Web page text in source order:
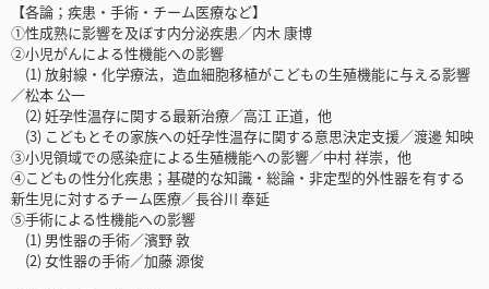
【各論；疾患・手術・チーム医療など】
①性成熟に影響を及ぼす内分泌疾患／内木 康博
②小児がんによる性機能への影響
(1) 放射線・化学療法，造血細胞移植がこどもの生殖機能に与える影響
／松本 公一
(2) 妊孕性温存に関する最新治療／高江 正道，他
(3) こどもとその家族への妊孕性温存に関する意思決定支援／渡邊 知映
③小児領域での感染症による生殖機能への影響／中村 祥崇，他
④こどもの性分化疾患；基礎的な知識・総論・非定型的外性器を有する
新生児に対するチーム医療／長谷川 奉延
⑤手術による性機能への影響
(1) 男性器の手術／濱野 敦
(2) 女性器の手術／加藤 源俊